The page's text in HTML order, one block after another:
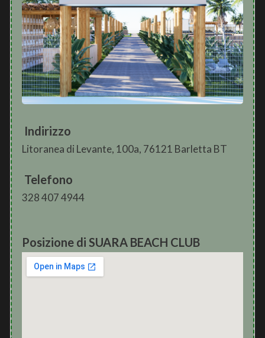
Indirizzo
Litoranea di Levante, 100a, 76121 Barletta BT
Telefono
328 407 4944
Posizione di SUARA BEACH CLUB